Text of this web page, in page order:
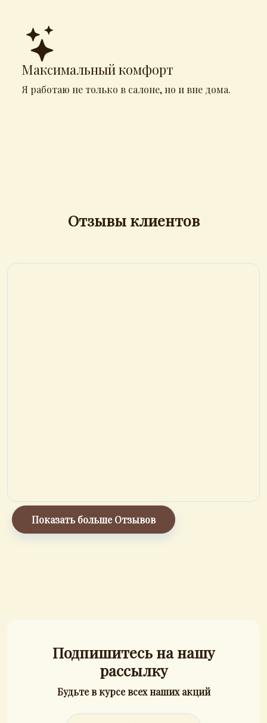
Максимальный комфорт
Я работаю не только в салоне, но и вне дома.
Отзывы клиентов
Показать больше Отзывов
Подпишитесь на нашу
рассылку
Будьте в курсе всех наших акций